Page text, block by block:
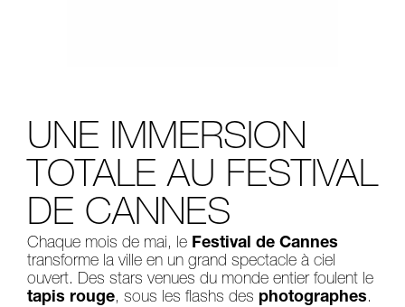
UNE IMMERSION
TOTALE AU FESTIVAL
DE CANNES
Chaque mois de mai, le Festival de Cannes
transforme la ville en un grand spectacle à ciel
ouvert. Des stars venues du monde entier foulent le
tapis rouge, sous les flashs des photographes.